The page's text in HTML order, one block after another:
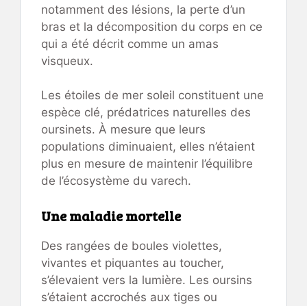
notamment des lésions, la perte d’un
bras et la décomposition du corps en ce
qui a été décrit comme un amas
visqueux.
Les étoiles de mer soleil constituent une
espèce clé, prédatrices naturelles des
oursinets. À mesure que leurs
populations diminuaient, elles n’étaient
plus en mesure de maintenir l’équilibre
de l’écosystème du varech.
Une maladie mortelle
Des rangées de boules violettes,
vivantes et piquantes au toucher,
s’élevaient vers la lumière. Les oursins
s’étaient accrochés aux tiges ou